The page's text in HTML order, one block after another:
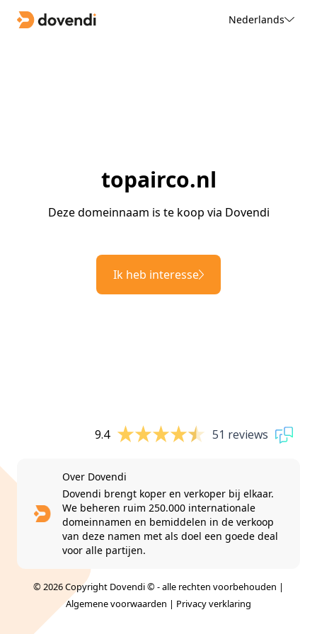
Nederlands
topairco.nl
Deze domeinnaam is te koop via Dovendi
Ik heb interesse
9.4 51 reviews
Over Dovendi
Dovendi brengt koper en verkoper bij elkaar.
We beheren ruim 250.000 internationale
domeinnamen en bemiddelen in de verkoop
van deze namen met als doel een goede deal
voor alle partijen.
© 2026 Copyright Dovendi © - alle rechten voorbehouden |
Algemene voorwaarden | Privacy verklaring